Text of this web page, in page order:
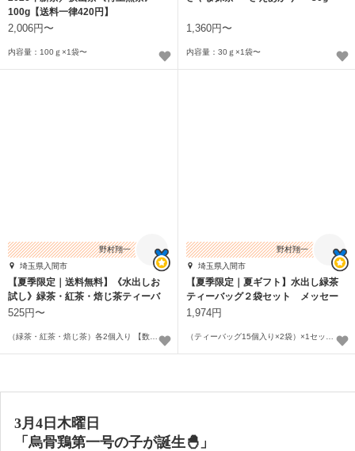
100g【送料一律420円】
2,006円〜
内容量：100ｇ×1袋〜
1,360円〜
内容量：30ｇ×1袋〜
野村翔一
埼玉県入間市
【夏季限定｜送料無料】《水出しお
試し》緑茶・紅茶・焙じ茶ティーバ
ッグセット
525円〜
野村翔一
埼玉県入間市
【夏季限定｜夏ギフト】水出し緑茶
ティーバッグ２袋セット メッセー
ジ＆名入れOK！
1,974円
3月4日木曜日
「烏骨鶏第一号の子が誕生🐣」